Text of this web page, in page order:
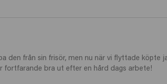
den från sin frisör, men nu när vi flyttade
fortfarande bra ut efter en hård dags arbete!